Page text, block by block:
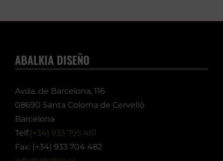
ABALKIA DISEÑO
Avda. de Barcelona, 116
08690 Santa Coloma de Cervelló
Barcelona
Telf.(+34) 933 795 461
Fax: (+34) 933 704 482